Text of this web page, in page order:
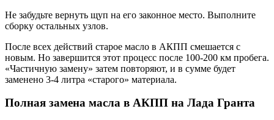
Не забудьте вернуть щуп на его законное место. Выполните
сборку остальных узлов.
После всех действий старое масло в АКПП смешается с
новым. Но завершится этот процесс после 100-200 км пробега.
«Частичную замену» затем повторяют, и в сумме будет
заменено 3-4 литра «старого» материала.
Полная замена масла в АКПП на Лада Гранта